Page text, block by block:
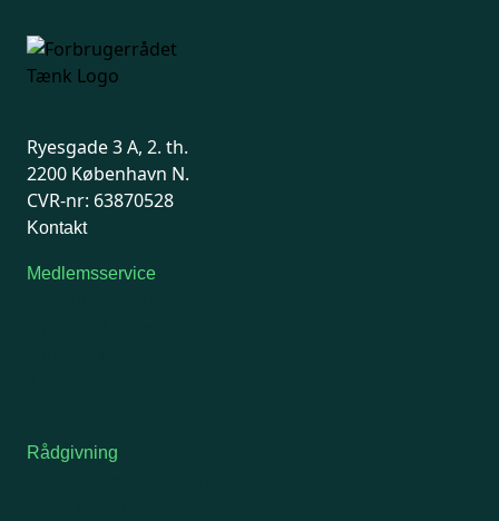
Ryesgade 3 A, 2. th.
2200 København N.
CVR-nr: 63870528
Kontakt
Medlemsservice
Rådgivning